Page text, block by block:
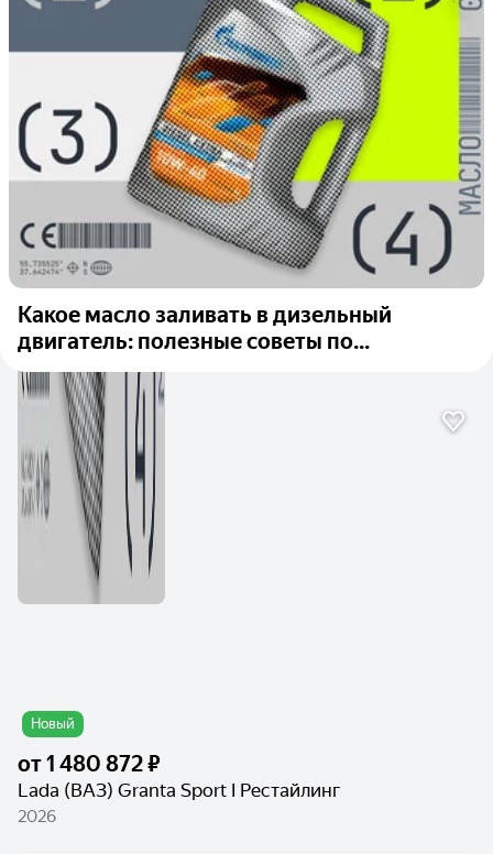
Какое масло заливать в дизельный
двигатель: полезные советы по...
Новый
от1 480 872 ₽
Lada (ВАЗ) Granta Sport I Рестайлинг
2026